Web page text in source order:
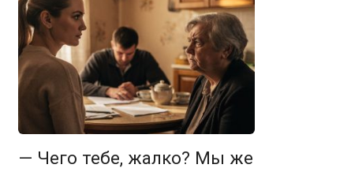
— Чего тебе, жалко? Мы же